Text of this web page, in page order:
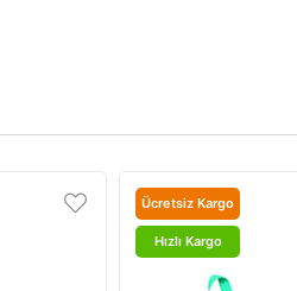
Ücretsiz Kargo
Hızlı Kargo